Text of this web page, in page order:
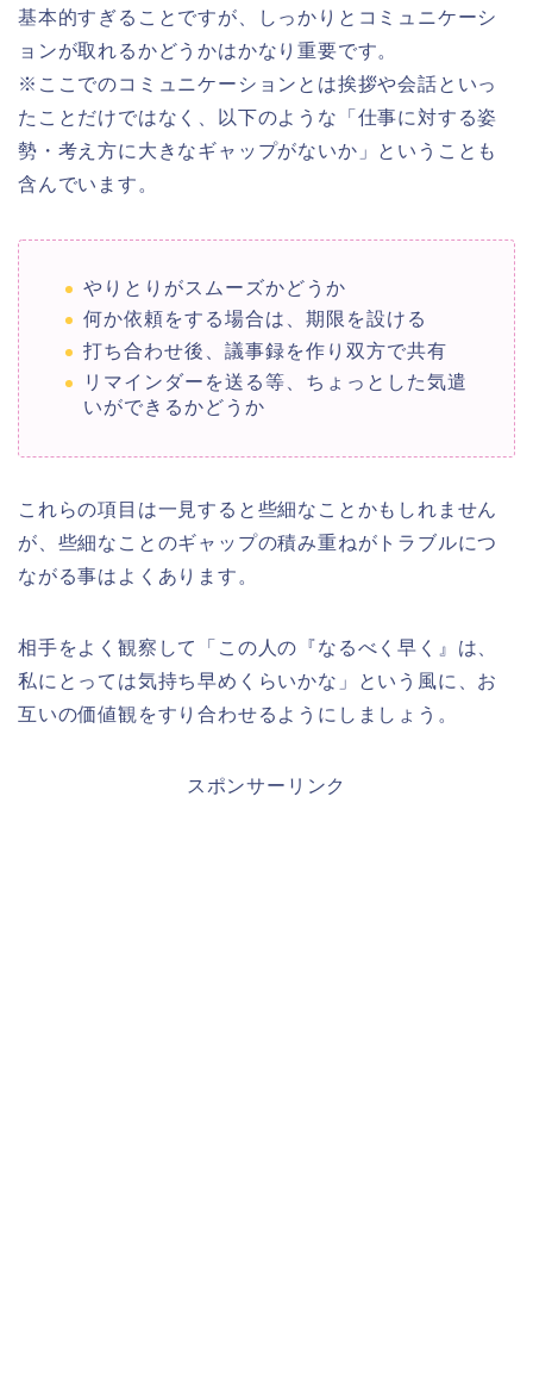
基本的すぎることですが、しっかりとコミュニケーシ
ョンが取れるかどうかはかなり重要です。
※ここでのコミュニケーションとは挨拶や会話といっ
たことだけではなく、以下のような「仕事に対する姿
勢・考え方に大きなギャップがないか」ということも
含んでいます。
やりとりがスムーズかどうか
何か依頼をする場合は、期限を設ける
打ち合わせ後、議事録を作り双方で共有
リマインダーを送る等、ちょっとした気遣
いができるかどうか
これらの項目は一見すると些細なことかもしれません
が、些細なことのギャップの積み重ねがトラブルにつ
ながる事はよくあります。
相手をよく観察して「この人の『なるべく早く』は、
私にとっては気持ち早めくらいかな」という風に、お
互いの価値観をすり合わせるようにしましょう。
スポンサーリンク